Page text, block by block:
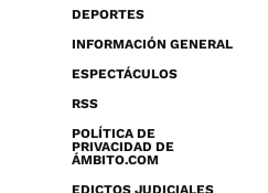
DEPORTES
INFORMACIÓN GENERAL
ESPECTÁCULOS
RSS
POLÍTICA DE
PRIVACIDAD DE
ÁMBITO.COM
EDICTOS JUDICIALES